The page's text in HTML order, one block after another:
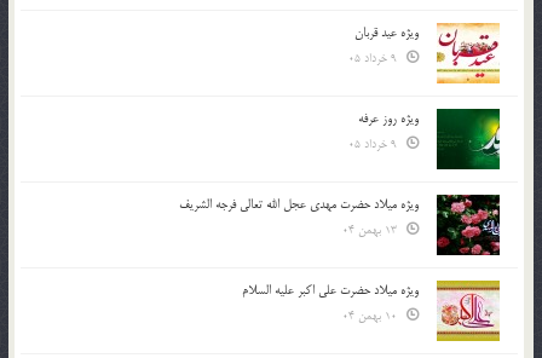
ویژه عید قربان
ویژه روز عرفه
ویژه میلاد حضرت مهدی عجل الله تعالی فرجه الشريف
ویژه میلاد حضرت علی اکبر علیه السلام